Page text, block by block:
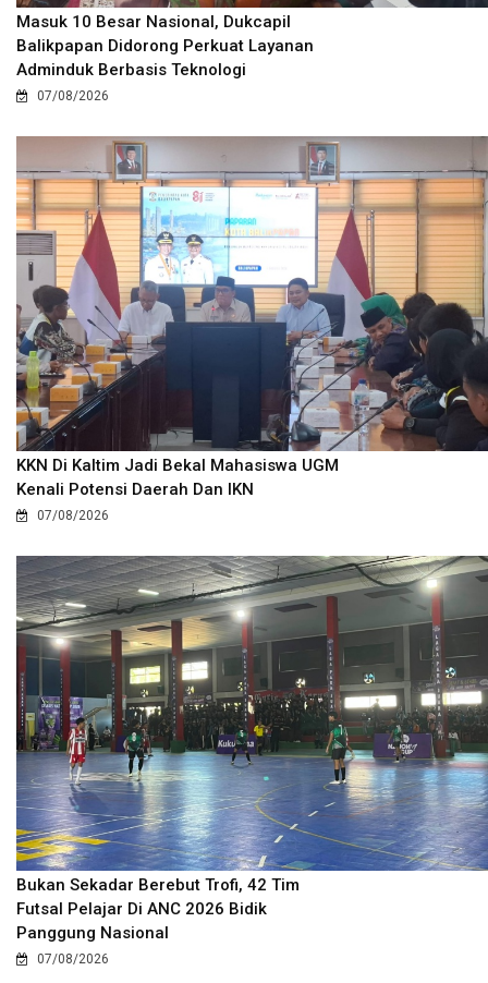
Masuk 10 Besar Nasional, Dukcapil
Balikpapan Didorong Perkuat Layanan
Adminduk Berbasis Teknologi
07/08/2026
KKN Di Kaltim Jadi Bekal Mahasiswa UGM
Kenali Potensi Daerah Dan IKN
07/08/2026
Bukan Sekadar Berebut Trofi, 42 Tim
Futsal Pelajar Di ANC 2026 Bidik
Panggung Nasional
07/08/2026